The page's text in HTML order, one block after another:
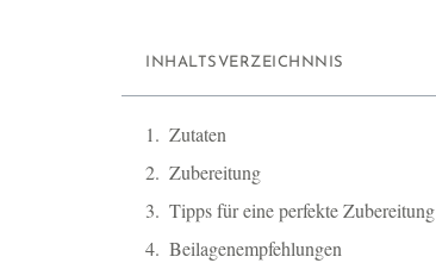
INHALTSVERZEICHNNIS
Zutaten
Zubereitung
Tipps für eine perfekte Zubereitung
Beilagenempfehlungen